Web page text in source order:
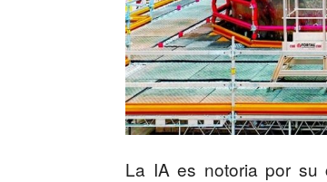
La IA es notoria por su